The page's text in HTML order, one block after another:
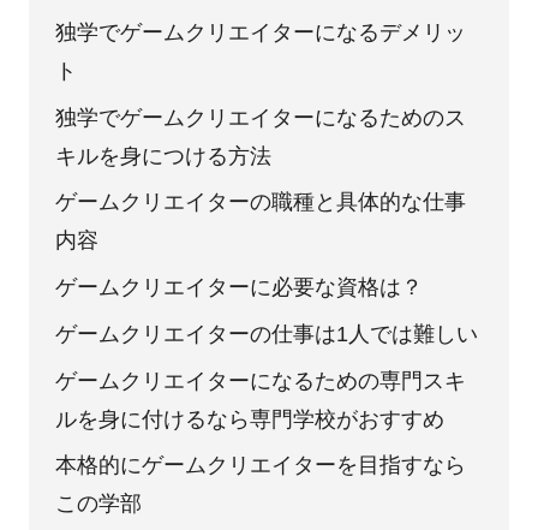
独学でゲームクリエイターになるデメリッ
ト
独学でゲームクリエイターになるためのス
キルを身につける方法
ゲームクリエイターの職種と具体的な仕事
内容
ゲームクリエイターに必要な資格は？
ゲームクリエイターの仕事は1人では難しい
ゲームクリエイターになるための専門スキ
ルを身に付けるなら専門学校がおすすめ
本格的にゲームクリエイターを目指すなら
この学部